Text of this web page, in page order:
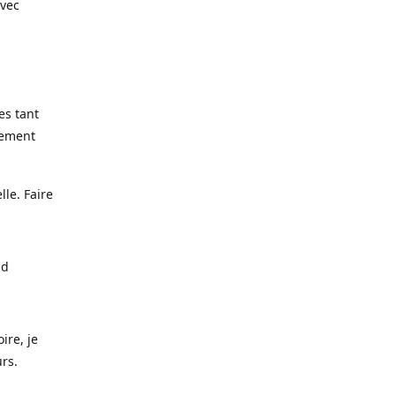
tant
Faire
je